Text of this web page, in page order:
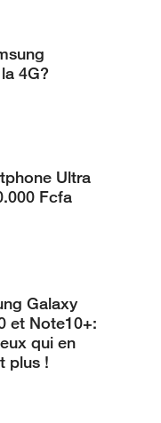
4G?
Ultra
Fcfa
Galaxy
et Note10+:
qui en
plus !